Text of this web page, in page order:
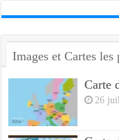
Images et Cartes les
Carte
26